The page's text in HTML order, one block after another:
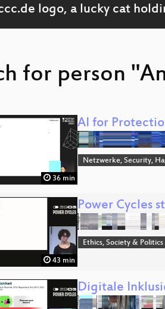
for person
36 min
AI for
Netzwerke, Security,
43 min
Power Cycles
Ethics, Society & Politics
Digitale